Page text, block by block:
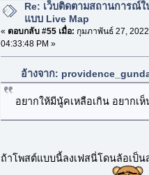
Re: เว็บติดตามสถานการณ์ใ
แบบ Live Map
« ตอบกลับ #55 เมื่อ: กุมภาพันธ์ 27,
04:33:48 PM »
อ้างจาก:
อยากให้มีนู้คเหลือเกิน อยากเ
ถ้าโพสต์แบบนี้ลงเฟสนี่โดนล้อเป็น